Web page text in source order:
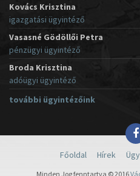
Kovács Krisztina
igazgatási ügyintéző
Vasasné Gödöllői Petra
pénzügyi ügyintéző
Broda Krisztina
adóügyi ügyintéző
további ügyintézőink
Főoldal Hírek
Minden Jog fenntartva © 2016